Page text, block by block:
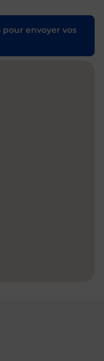
envoyer vos